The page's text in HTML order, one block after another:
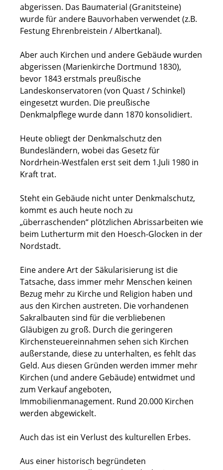
abgerissen. Das Baumaterial (Granitsteine)
wurde für andere Bauvorhaben verwendet (z.B.
Festung Ehrenbreistein / Albertkanal).
Aber auch Kirchen und andere Gebäude wurden
abgerissen (Marienkirche Dortmund 1830),
bevor 1843 erstmals preußische
Landeskonservatoren (von Quast / Schinkel)
eingesetzt wurden. Die preußische
Denkmalpflege wurde dann 1870 konsolidiert.
Heute obliegt der Denkmalschutz den
Bundesländern, wobei das Gesetz für
Nordrhein-Westfalen erst seit dem 1.Juli 1980 in
Kraft trat.
Steht ein Gebäude nicht unter Denkmalschutz,
kommt es auch heute noch zu
„überraschenden“ plötzlichen Abrissarbeiten wie
beim Lutherturm mit den Hoesch-Glocken in der
Nordstadt.
Eine andere Art der Säkularisierung ist die
Tatsache, dass immer mehr Menschen keinen
Bezug mehr zu Kirche und Religion haben und
aus den Kirchen austreten. Die vorhandenen
Sakralbauten sind für die verbliebenen
Gläubigen zu groß. Durch die geringeren
Kirchensteuereinnahmen sehen sich Kirchen
außerstande, diese zu unterhalten, es fehlt das
Geld. Aus diesen Gründen werden immer mehr
Kirchen (und andere Gebäude) entwidmet und
zum Verkauf angeboten,
Immobilienmanagement. Rund 20.000 Kirchen
werden abgewickelt.
Auch das ist ein Verlust des kulturellen Erbes.
Aus einer historisch begründeten